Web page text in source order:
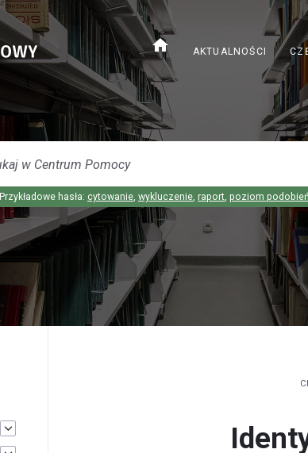
home AKTUALNOŚCI
Przykładowe hasła: cytowanie, wykluczenie, raport, poziom